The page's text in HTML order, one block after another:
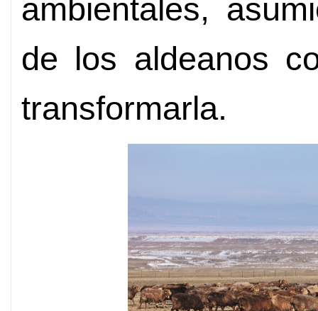
ambientales,
de los aldeanos
transformarla.